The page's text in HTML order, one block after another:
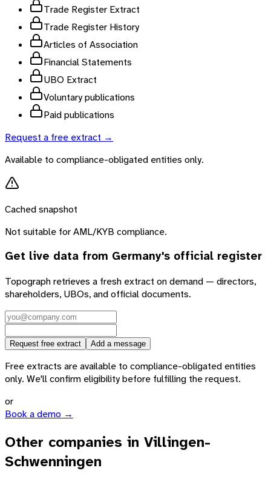
Trade Register Extract
Trade Register History
Articles of Association
Financial Statements
UBO Extract
Voluntary publications
Paid publications
Request a free extract →
Available to compliance-obligated entities only.
Cached snapshot
Not suitable for AML/KYB compliance.
Get live data from Germany's official register
Topograph retrieves a fresh extract on demand — directors,
shareholders, UBOs, and official documents.
Request free extract Add a message
Free extracts are available to compliance-obligated entities
only. We'll confirm eligibility before fulfilling the request.
or
Book a demo →
Other companies in Villingen-
Schwenningen